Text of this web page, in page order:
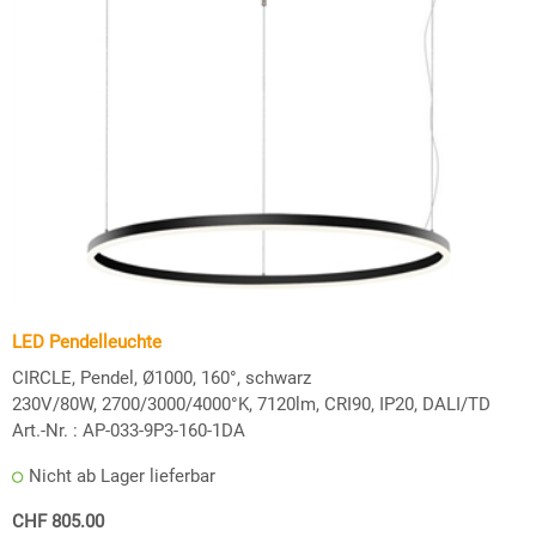
LED Pendelleuchte
CIRCLE, Pendel, Ø1000, 160°, schwarz
230V/80W, 2700/3000/4000°K, 7120lm, CRI90, IP20, DALI/TD
Art.-Nr. : AP-033-9P3-160-1DA
Nicht ab Lager lieferbar
CHF 805.00